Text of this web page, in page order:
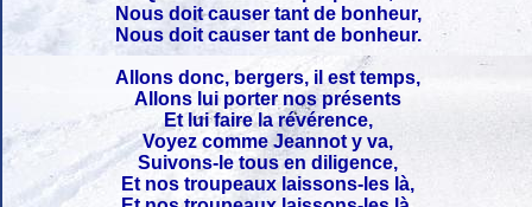
Nous doit causer tant de bonheur,
Nous doit causer tant de bonheur.
Allons donc, bergers, il est temps,
Allons lui porter nos présents
Et lui faire la révérence,
Voyez comme Jeannot y va,
Suivons-le tous en diligence,
Et nos troupeaux laissons-les là,